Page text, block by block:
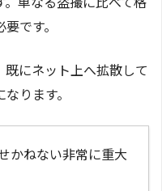
です。
にネット上へ拡散して
ります。
かねない非常に重大